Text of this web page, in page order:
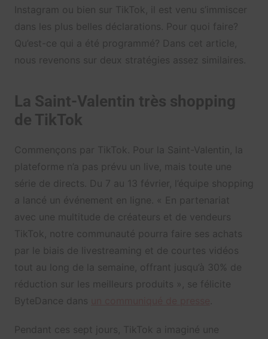
Instagram ou bien sur TikTok, il est venu s’immiscer
dans les plus belles déclarations. Pour quoi faire?
Qu’est-ce qui a été programmé? Dans cet article,
nous revenons sur deux stratégies assez similaires.
La Saint-Valentin très shopping
de TikTok
Commençons par TikTok. Pour la Saint-Valentin, la
plateforme n’a pas prévu un live, mais toute une
série de directs. Du 7 au 13 février, l’équipe shopping
a lancé un événement en ligne. « En partenariat
avec une multitude de créateurs et de vendeurs
TikTok, notre communauté pourra faire ses achats
par le biais de livestreaming et de courtes vidéos
tout au long de la semaine, offrant jusqu’à 30% de
réduction sur les meilleurs produits », se félicite
ByteDance dans
Pendant ces sept jours, TikTok a imaginé une